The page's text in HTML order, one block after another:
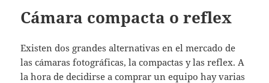
Cámara compacta o reflex
Existen dos grandes alternativas en el mercado de
las cámaras fotográficas, la compactas y las reflex. A
la hora de decidirse a comprar un equipo hay varias